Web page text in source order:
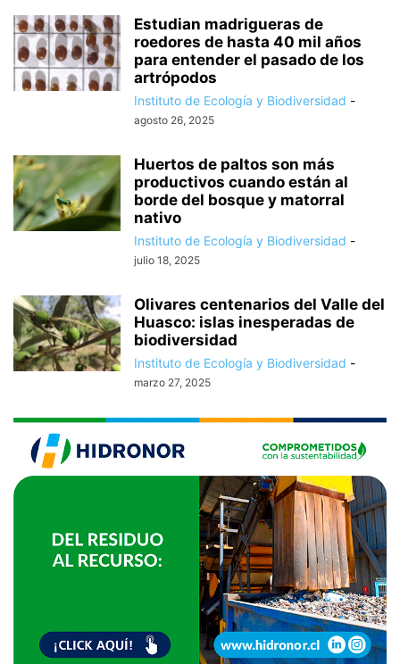
Estudian madrigueras de
roedores de hasta 40 mil años
para entender el pasado de los
artrópodos
Instituto de Ecología y Biodiversidad -
agosto 26, 2025
Huertos de paltos son más
productivos cuando están al
borde del bosque y matorral
nativo
Instituto de Ecología y Biodiversidad -
julio 18, 2025
Olivares centenarios del Valle del
Huasco: islas inesperadas de
biodiversidad
Instituto de Ecología y Biodiversidad -
marzo 27, 2025